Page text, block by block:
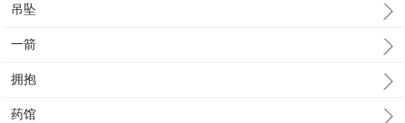
吊坠
一箭
拥抱
药馆